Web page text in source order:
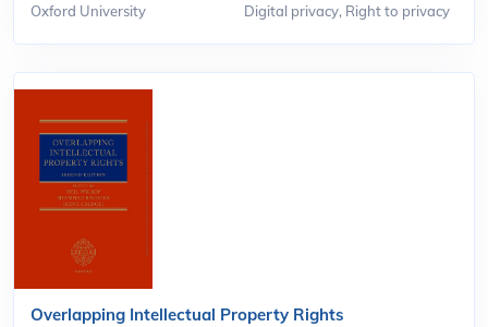
Oxford University
Digital privacy, Right to privacy
Overlapping Intellectual Property Rights